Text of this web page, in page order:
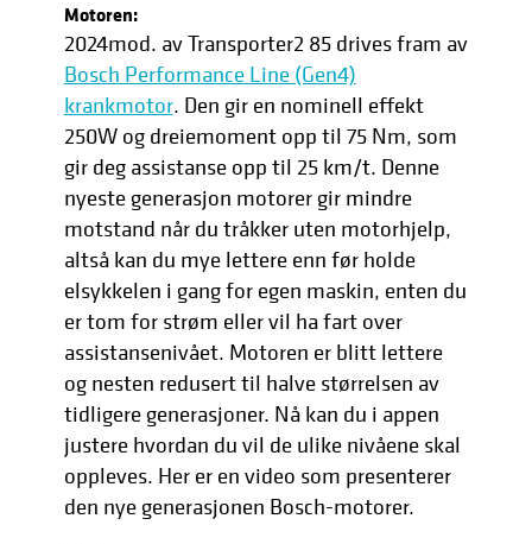
Motoren:
2024mod. av Transporter2 85 drives fram av
Bosch Performance Line (Gen4)
krankmotor. Den gir en nominell effekt
250W og dreiemoment opp til 75 Nm, som
gir deg assistanse opp til 25 km/t. Denne
nyeste generasjon motorer gir mindre
motstand når du tråkker uten motorhjelp,
altså kan du mye lettere enn før holde
elsykkelen i gang for egen maskin, enten du
er tom for strøm eller vil ha fart over
assistansenivået. Motoren er blitt lettere
og nesten redusert til halve størrelsen av
tidligere generasjoner. Nå kan du i appen
justere hvordan du vil de ulike nivåene skal
oppleves. Her er en video som presenterer
den nye generasjonen Bosch-motorer.